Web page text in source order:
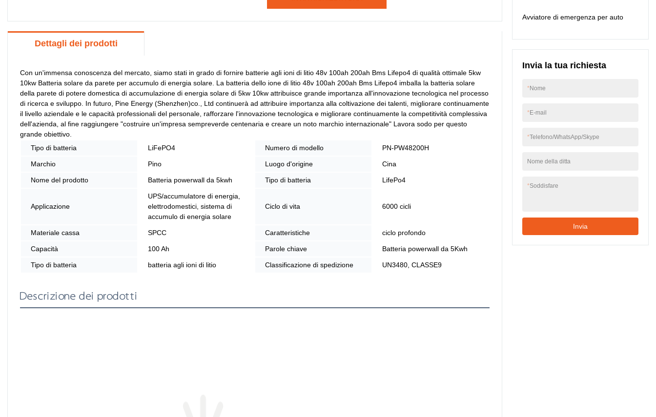
Dettagli dei prodotti
Con un'immensa conoscenza del mercato, siamo stati in grado di fornire batterie agli ioni di litio 48v 100ah 200ah Bms Lifepo4 di qualità ottimale 5kw
10kw Batteria solare da parete per accumulo di energia solare. La batteria dello ione di litio 48v 100ah 200ah Bms Lifepo4 imballa la batteria solare
della parete di potere domestica di accumulazione di energia solare di 5kw 10kw attribuisce grande importanza all'innovazione tecnologica nel processo
di ricerca e sviluppo. In futuro, Pine Energy (Shenzhen)co., Ltd continuerà ad attribuire importanza alla coltivazione dei talenti, migliorare continuamente
il livello aziendale e le capacità professionali del personale, rafforzare l'innovazione tecnologica e migliorare continuamente la competitività complessiva
dell'azienda, al fine raggiungere "costruire un'impresa sempreverde centenaria e creare un noto marchio internazionale" Lavora sodo per questo
grande obiettivo.
Tipo di batteria
LiFePO4 Numero di modello PN-PW48200H
Marchio Pino Luogo d'origine Cina
Nome del prodotto Batteria powerwall da 5kwh Tipo di batteria LifePo4
Applicazione
UPS/accumulatore di energia,
elettrodomestici, sistema di
accumulo di energia solare
Ciclo di vita 6000 cicli
Materiale cassa SPCC Caratteristiche ciclo profondo
Capacità 100 Ah Parole chiave Batteria powerwall da 5Kwh
Tipo di batteria batteria agli ioni di litio Classificazione di spedizione UN3480, CLASSE9
Descrizione dei prodotti
Avviatore di emergenza per auto
Invia la tua richiesta
*Nome
*E-mail
*Telefono/WhatsApp/Skype
Nome della ditta
*Soddisfare
Invia